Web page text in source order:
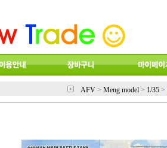
AFV > Meng model > 1/35 >